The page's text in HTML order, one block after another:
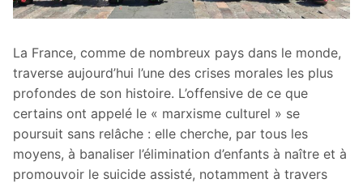
La France, comme de nombreux pays dans le monde,
traverse aujourd’hui l’une des crises morales les plus
profondes de son histoire. L’offensive de ce que
certains ont appelé le « marxisme culturel » se
poursuit sans relâche : elle cherche, par tous les
moyens, à banaliser l’élimination d’enfants à naître et à
promouvoir le suicide assisté, notamment à travers